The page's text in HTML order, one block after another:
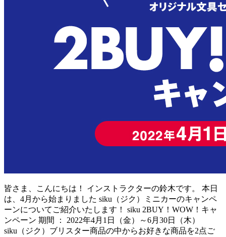
皆さま、こんにちは！ インストラクターの鈴木です。 本日
は、4月から始まりました siku（ジク）ミニカーのキャンペ
ーンについてご紹介いたします！ siku 2BUY！WOW！キャ
ンペーン 期間 ： 2022年4月1日（金）～6月30日（木）
siku（ジク）ブリスター商品の中からお好きな商品を2点ご